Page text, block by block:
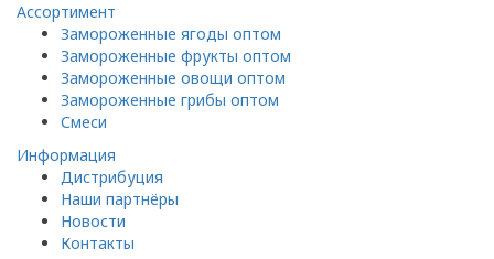
Ассортимент
Замороженные ягоды оптом
Замороженные фрукты оптом
Замороженные овощи оптом
Замороженные грибы оптом
Смеси
Информация
Дистрибуция
Наши партнёры
Новости
Контакты